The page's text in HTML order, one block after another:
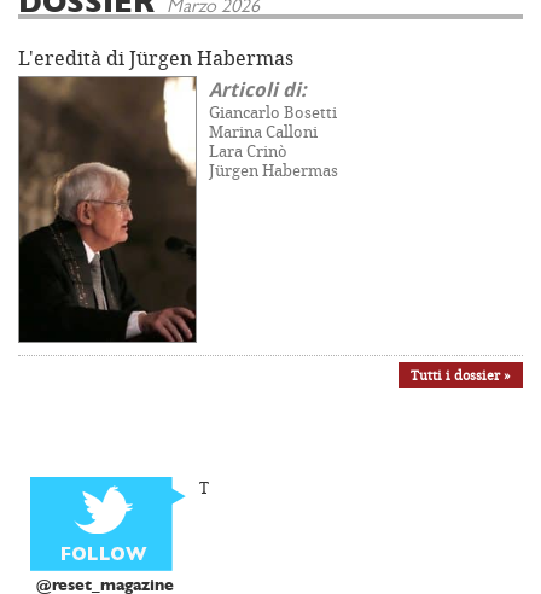
Marzo 2026
L'eredità di Jürgen Habermas
Articoli di:
Giancarlo Bosetti
Marina Calloni
Lara Crinò
Jürgen Habermas
Tutti i dossier »
@reset_magazine
T